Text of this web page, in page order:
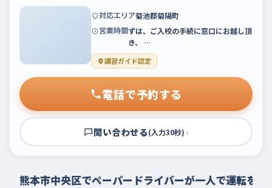
対応エリア菊池郡菊陽町
営業時間ずは、ご入校の手続に窓口にお越し頂
き、 …
講習ガイド認定
電話で予約する
問い合わせる(入力30秒) ›
熊本市中央区でペーパードライバーが一人で運転を練